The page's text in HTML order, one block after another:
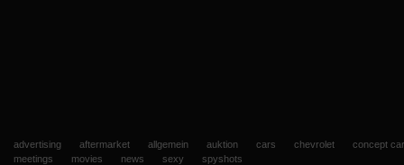
advertising aftermarket allgemein auktion cars chevrolet
concept
meetings
movies news sexy spyshots